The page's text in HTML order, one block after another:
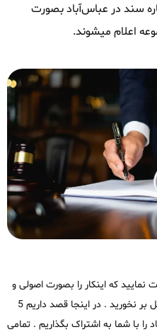
سند در عباس‌آباد بصورت
اعلام میشوند.
نمایید که اینکار را بصورت اصولی و
قانونی انجام دهید که در آینده به مشکل بر نخورید . در اینجا قصد داریم 5
را با شما به اشتراک بگذاریم . تمامی